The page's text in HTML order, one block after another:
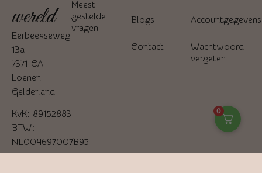
wereld
Eerbeekseweg
13a
7371 CA
Loenen
Gelderland
KvK: 89152883
BTW:
NL004697007B95
Meest
gestelde
vragen
Blogs
Contact
Accountgegevens
Wachtwoord
vergeten
0